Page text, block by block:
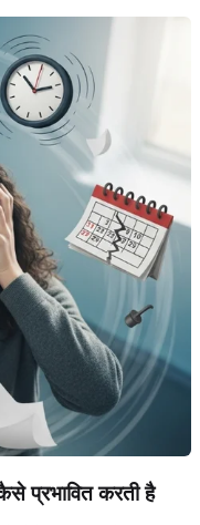
प्रभावित करती है